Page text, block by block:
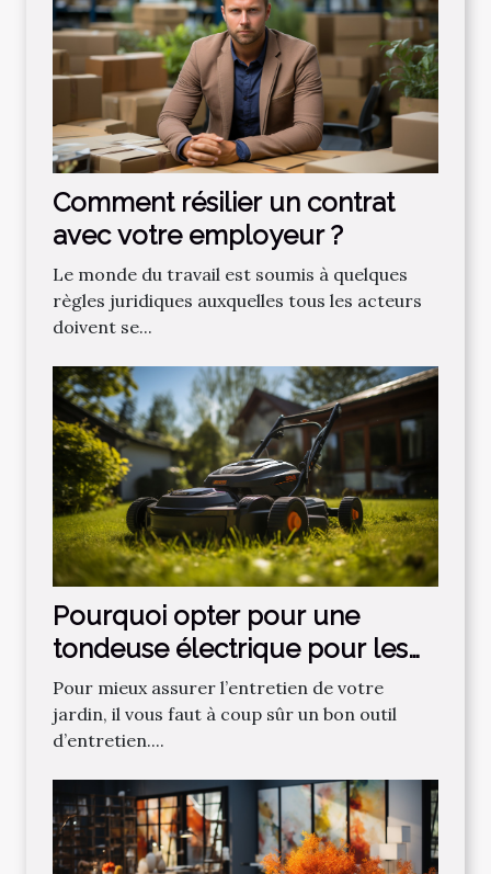
Comment résilier un contrat
avec votre employeur ?
Le monde du travail est soumis à quelques
règles juridiques auxquelles tous les acteurs
doivent se...
Pourquoi opter pour une
tondeuse électrique pour les
gazons ?
Pour mieux assurer l’entretien de votre
jardin, il vous faut à coup sûr un bon outil
d’entretien....